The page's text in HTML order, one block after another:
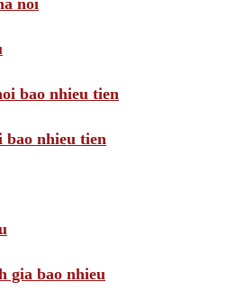
noi
bao nhieu tien
bao nhieu tien
gia bao nhieu